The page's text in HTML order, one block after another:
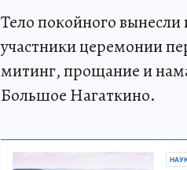
Тело покойного
участники церемонии
митинг, прощание и
Большое Нагаткино.